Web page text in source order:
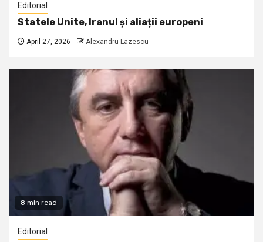
Editorial
Statele Unite, Iranul și aliații europeni
April 27, 2026 Alexandru Lazescu
8 min read
Editorial